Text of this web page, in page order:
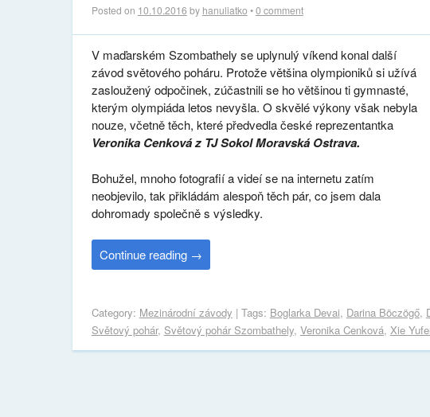
Posted on 10.10.2016 by hanuliatko •0 comment
V maďarském Szombathely se uplynulý víkend konal další
závod světového poháru. Protože většina olympioniků si užívá
zasloužený odpočinek, zúčastnili se ho většinou ti gymnasté,
kterým olympiáda letos nevyšla. O skvělé výkony však nebyla
nouze, včetně těch, které předvedla české reprezentantka
Veronika Cenková z TJ Sokol Moravská Ostrava.
Bohužel, mnoho fotografií a videí se na internetu zatím
neobjevilo, tak přikládám alespoň těch pár, co jsem dala
dohromady společně s výsledky.
Continue reading →
Category: Mezinárodní závody | Tags: Boglarka Devai, Darina Böczögő,
Světový pohár, Světový pohár Szombathely, Veronika Cenková, Xie